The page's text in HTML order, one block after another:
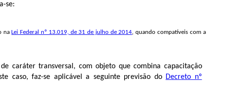
se:
na Lei Federal nº 13.019, de 31 de julho de 2014, quando compatíveis com a
caráter transversal, com objeto que combina capacitação
caso, faz-se aplicável a seguinte previsão do Decreto nº